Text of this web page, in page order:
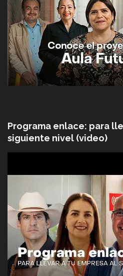
Programa enlace: para
siguiente nivel (video)